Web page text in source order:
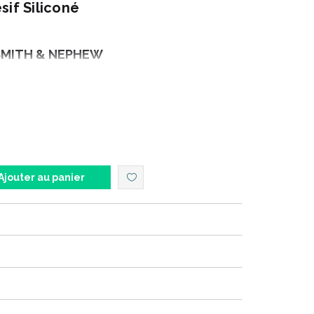
Siliconé
& NEPHEW
plus de 16 000 collaborateurs répartis dans
objectifs et des normes claires pour nous-
des produits et des services de qualité qui apportent
dans notre domaine ; c’ est anticiper les
développer des opportunités.
au panier